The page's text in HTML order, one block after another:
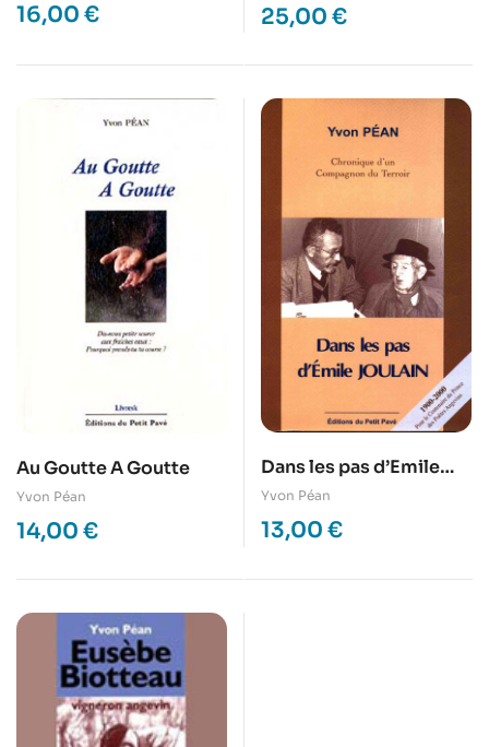
16,00 € 25,00 €
Au Goutte A Goutte
Yvon Péan
14,00 €
Dans les pas d’Emile
Joulain
Yvon Péan
13,00 €